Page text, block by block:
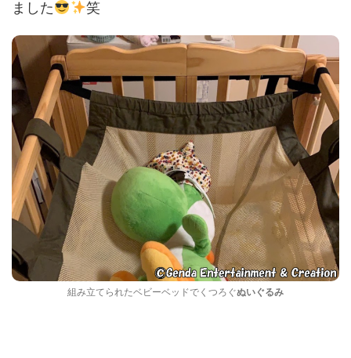
ました
笑
組み立てられたベビーベッドでくつろぐぬいぐるみ